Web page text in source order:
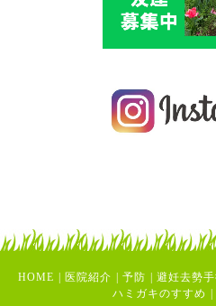
HOME | 医院紹介 | 予防 | 避妊去勢
ハミガキのすすめ |